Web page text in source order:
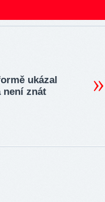
ukázal
není znát